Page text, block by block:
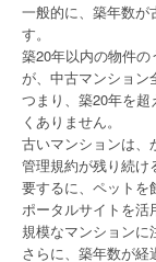
一般的に、築年数が
す。
築20年以内の物件
が、中古マンション
つまり、築20年を
くありません。
古いマンションは、
管理規約が残り続け
要するに、ペットを
ポータルサイトを活
規模なマンションに
さらに、築年数が